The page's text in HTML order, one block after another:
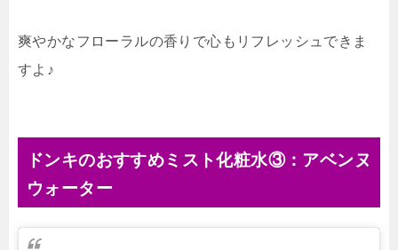
爽やかなフローラルの香りで心もリフレッシュできま
すよ♪
ドンキのおすすめミスト化粧水③：アベンヌ
ウォーター